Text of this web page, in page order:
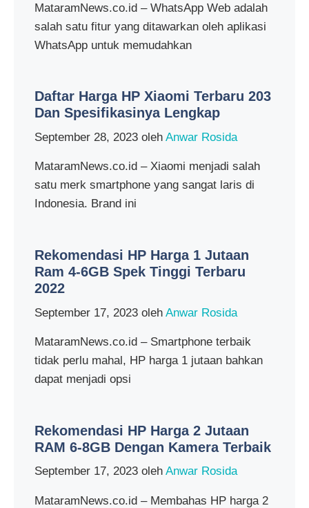
MataramNews.co.id – WhatsApp Web adalah
salah satu fitur yang ditawarkan oleh aplikasi
WhatsApp untuk memudahkan
Daftar Harga HP Xiaomi Terbaru 203
Dan Spesifikasinya Lengkap
September 28, 2023 oleh Anwar Rosida
MataramNews.co.id – Xiaomi menjadi salah
satu merk smartphone yang sangat laris di
Indonesia. Brand ini
Rekomendasi HP Harga 1 Jutaan
Ram 4-6GB Spek Tinggi Terbaru
2022
September 17, 2023 oleh Anwar Rosida
MataramNews.co.id – Smartphone terbaik
tidak perlu mahal, HP harga 1 jutaan bahkan
dapat menjadi opsi
Rekomendasi HP Harga 2 Jutaan
RAM 6-8GB Dengan Kamera Terbaik
September 17, 2023 oleh Anwar Rosida
MataramNews.co.id – Membahas HP harga 2